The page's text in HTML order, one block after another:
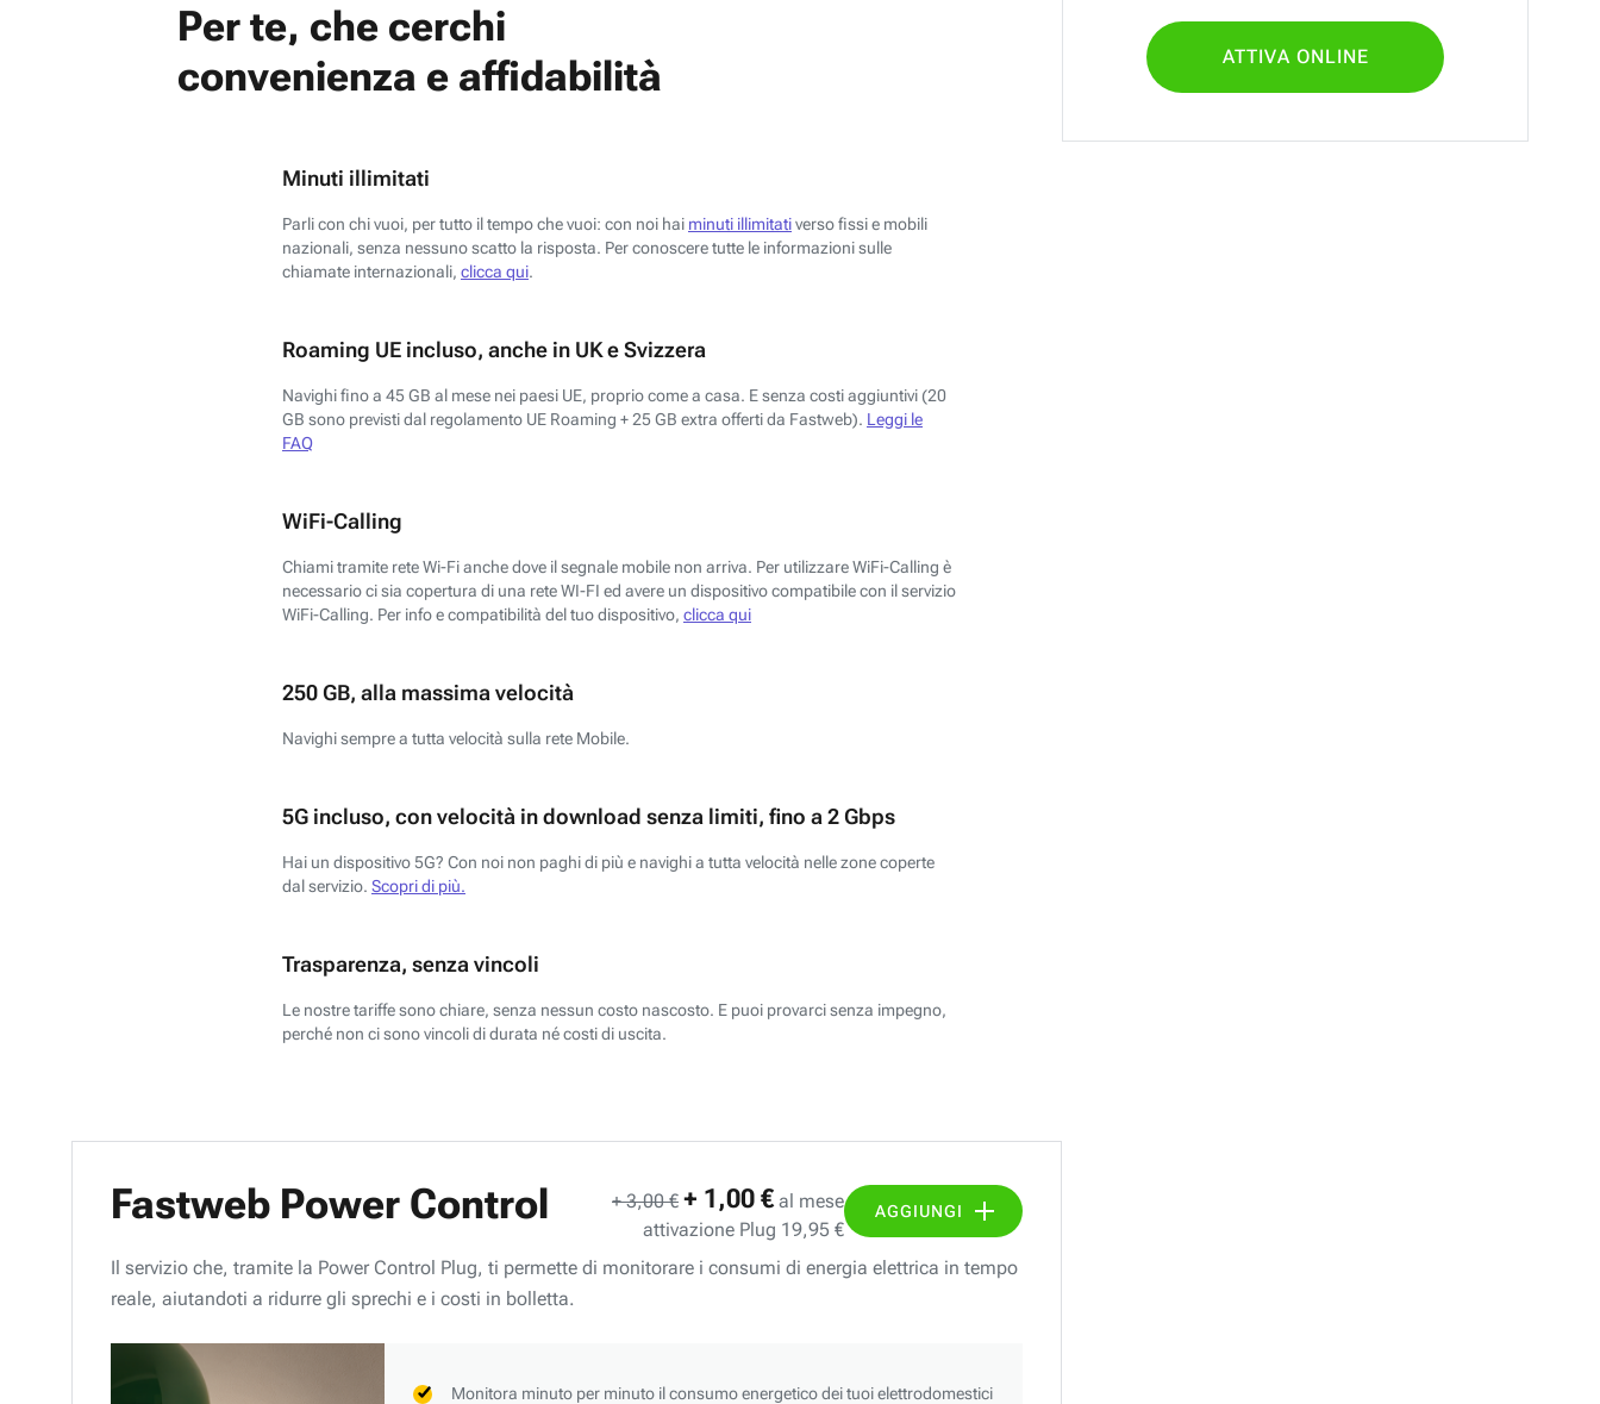
ATTIVA ONLINE
Per te, che cerchi
convenienza e affidabilità
Minuti illimitati
Parli con chi vuoi, per tutto il tempo che vuoi: con noi hai minuti illimitativerso fissi e mobili
nazionali, senza nessuno scatto la risposta. Per conoscere tutte le informazioni sulle
chiamate internazionali, clicca qui.
Roaming UE incluso, anche in UK e Svizzera
Navighi fino a 45 GB al mese nei paesi UE, proprio come a casa. E senza costi aggiuntivi (20
GB sono previsti dal regolamento UE Roaming + 25 GB extra offerti da Fastweb). Leggi le
FAQ
WiFi-Calling
Chiami tramite rete Wi-Fi anche dove il segnale mobile non arriva. Per utilizzare WiFi-Calling è
necessario ci sia copertura di una rete WI-FI ed avere un dispositivo compatibile con il servizio
WiFi-Calling. Per info e compatibilità del tuo dispositivo, clicca qui
250 GB, alla massima velocità
Navighi sempre a tutta velocità sulla rete Mobile.
5G incluso, con velocità in download senza limiti, fino a 2 Gbps
Hai un dispositivo 5G? Con noi non paghi di più e navighi a tutta velocità nelle zone coperte
dal servizio. Scopri di più.
Trasparenza, senza vincoli
Le nostre tariffe sono chiare, senza nessun costo nascosto. E puoi provarci senza impegno,
perché non ci sono vincoli di durata né costi di uscita.
Fastweb Power Control + 3,00 € + 1,00 € al mese
attivazione Plug 19,95 €
AGGIUNGI
Il servizio che, tramite la Power Control Plug, ti permette di monitorare i consumi di energia elettrica in tempo
reale, aiutandoti a ridurre gli sprechi e i costi in bolletta.
Monitora minuto per minuto il consumo energetico dei tuoi elettrodomestici